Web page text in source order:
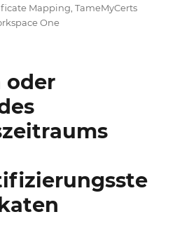
Mapping,TameMyCerts
One
oder